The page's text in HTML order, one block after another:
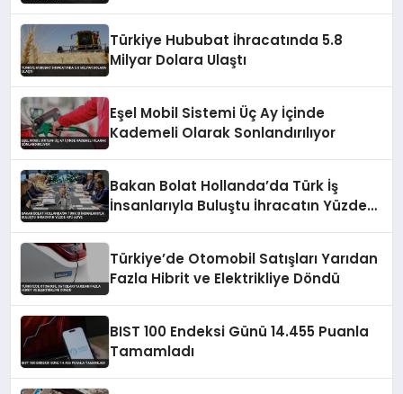
Türkiye Hububat İhracatında 5.8
Milyar Dolara Ulaştı
Eşel Mobil Sistemi Üç Ay İçinde
Kademeli Olarak Sonlandırılıyor
Bakan Bolat Hollanda’da Türk İş
İnsanlarıyla Buluştu İhracatın Yüzde
Türkiye’de Otomobil Satışları Yarıdan
Fazla Hibrit ve Elektrikliye Döndü
BIST 100 Endeksi Günü 14.455 Puanla
Tamamladı